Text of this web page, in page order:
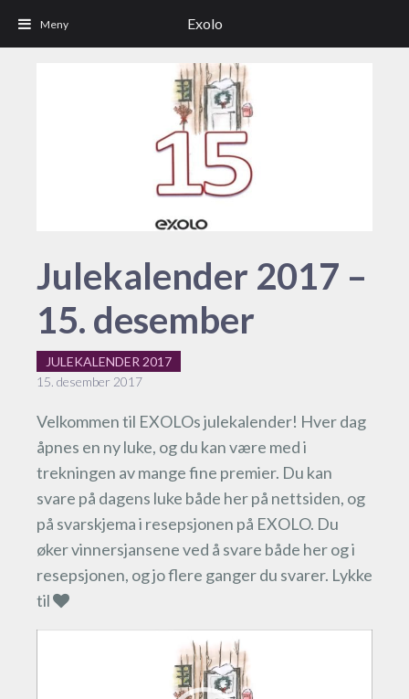
Julekalender 2017 –
15. desember
JULEKALENDER 2017
15. desember 2017
Velkommen til EXOLOs julekalender! Hver dag
åpnes en ny luke, og du kan være med i
trekningen av mange fine premier. Du kan
svare på dagens luke både her på nettsiden, og
på svarskjema i resepsjonen på EXOLO. Du
øker vinnersjansene ved å svare både her og i
resepsjonen, og jo flere ganger du svarer. Lykke
til
Videoavspiller
Exolo